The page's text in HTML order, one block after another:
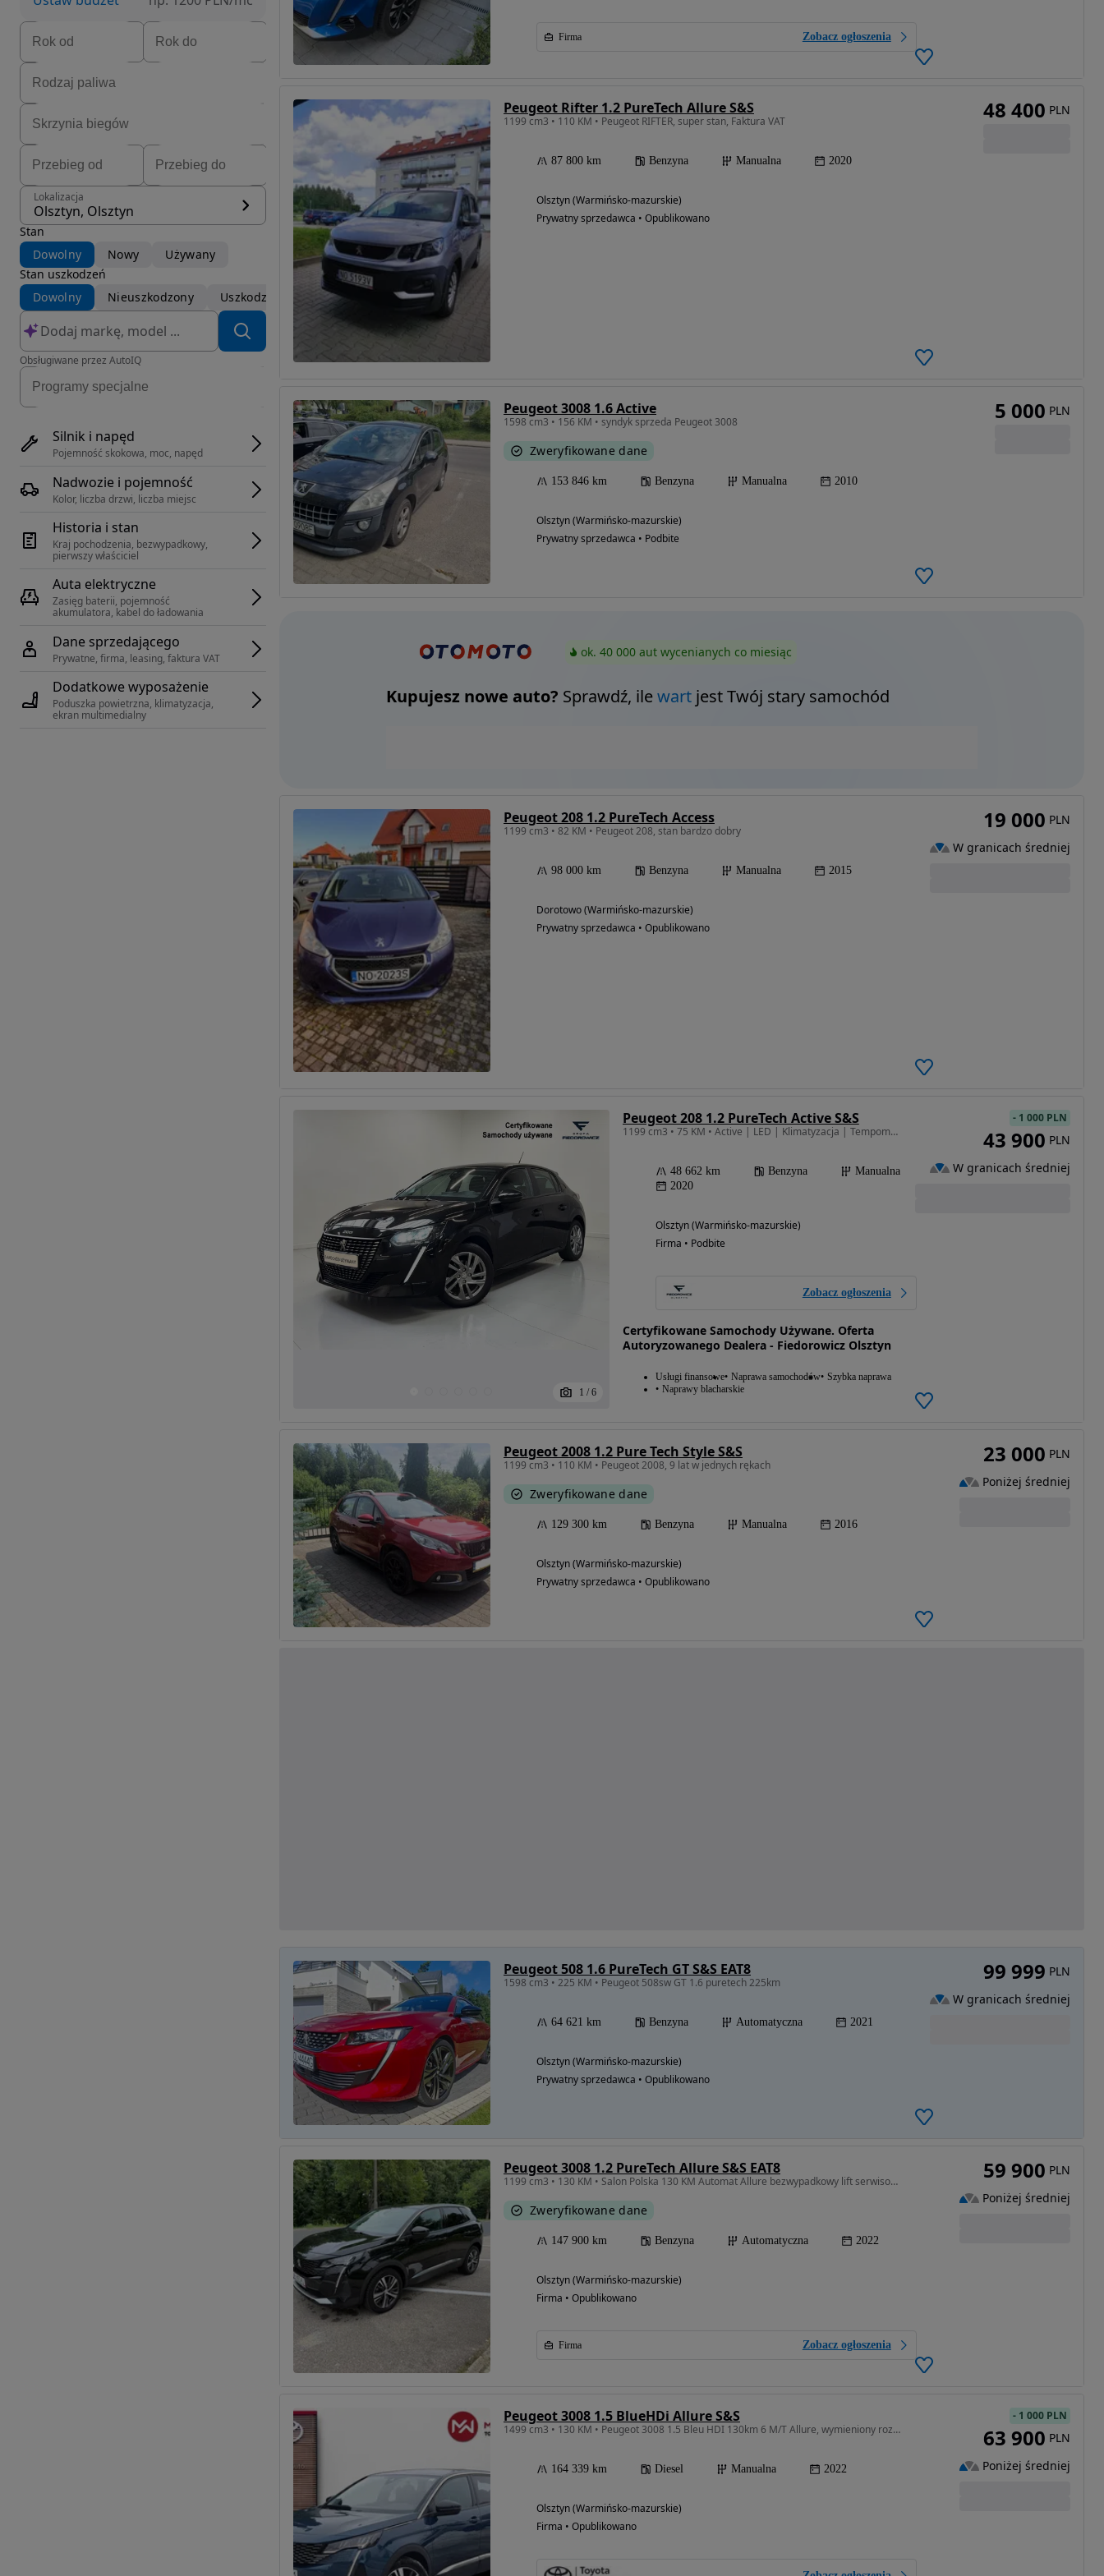
Lokalizacja
Olsztyn, Olsztyn
Stan
Dowolny
Nowy
Używany
Stan uszkodzeń
Dowolny
Nieuszkodzony Uszkodzony
Obsługiwane przez AutoIQ
Silnik i napęd
Pojemność skokowa, moc, napęd
Nadwozie i pojemność
Kolor, liczba drzwi, liczba miejsc
Historia i stan
Kraj pochodzenia, bezwypadkowy,
pierwszy właściciel
Auta elektryczne
Zasięg baterii, pojemność
akumulatora, kabel do ładowania
Dane sprzedającego
Prywatne, firma, leasing, faktura VAT
Dodatkowe wyposażenie
Poduszka powietrzna, klimatyzacja,
ekran multimedialny
Firma Zobacz ogłoszenia
Peugeot Rifter 1.2 PureTech Allure S&S
1199 cm3 • 110 KM • Peugeot RIFTER, super stan, Faktura VAT
87 800 km Benzyna Manualna 2020
Olsztyn (Warmińsko-mazurskie)
Prywatny sprzedawca • Opublikowano
48 400 PLN
Peugeot 3008 1.6 Active
1598 cm3 • 156 KM • syndyk sprzeda Peugeot 3008
Zweryfikowane dane
153 846 km Benzyna Manualna 2010
Olsztyn (Warmińsko-mazurskie)
Prywatny sprzedawca • Podbite
5 000 PLN
ok. 40 000 aut wycenianych co miesiąc
Kupujesz nowe auto? Sprawdź, ilewartjest Twój stary samochód
Peugeot 208 1.2 PureTech Access
1199 cm3 • 82 KM • Peugeot 208, stan bardzo dobry
98 000 km Benzyna Manualna 2015
Dorotowo (Warmińsko-mazurskie)
Prywatny sprzedawca • Opublikowano
19 000 PLN
W granicach średniej
1 / 6
Peugeot 208 1.2 PureTech Active S&S
1199 cm3 • 75 KM • Active | LED | Klimatyzacja | Tempomat | Asystent Pasa
48 662 km Benzyna
Manualna
2020
Olsztyn (Warmińsko-mazurskie)
Firma • Podbite
Zobacz ogłoszenia
Certyfikowane Samochody Używane. Oferta
Autoryzowanego Dealera - Fiedorowicz Olsztyn
Usługi finansowe Naprawa samochodów Szybka naprawa
Naprawy blacharskie
- 1 000 PLN
43 900 PLN
W granicach średniej
Peugeot 2008 1.2 Pure Tech Style S&S
1199 cm3 • 110 KM • Peugeot 2008, 9 lat w jednych rękach
Zweryfikowane dane
129 300 km Benzyna Manualna 2016
Olsztyn (Warmińsko-mazurskie)
Prywatny sprzedawca • Opublikowano
23 000 PLN
Poniżej średniej
Peugeot 508 1.6 PureTech GT S&S EAT8
1598 cm3 • 225 KM • Peugeot 508sw GT 1.6 puretech 225km
64 621 km Benzyna Automatyczna 2021
Olsztyn (Warmińsko-mazurskie)
Prywatny sprzedawca • Opublikowano
99 999 PLN
W granicach średniej
Peugeot 3008 1.2 PureTech Allure S&S EAT8
1199 cm3 • 130 KM • Salon Polska 130 KM Automat Allure bezwypadkowy lift serwisowany
Zweryfikowane dane
147 900 km Benzyna Automatyczna 2022
Olsztyn (Warmińsko-mazurskie)
Firma • Opublikowano
Firma Zobacz ogłoszenia
59 900 PLN
Poniżej średniej
Peugeot 3008 1.5 BlueHDi Allure S&S
1499 cm3 • 130 KM • Peugeot 3008 1.5 Bleu HDI 130km 6 M/T Allure, wymieniony rozrząd
164 339 km Diesel Manualna 2022
Olsztyn (Warmińsko-mazurskie)
Firma • Opublikowano
- 1 000 PLN
63 900 PLN
Poniżej średniej